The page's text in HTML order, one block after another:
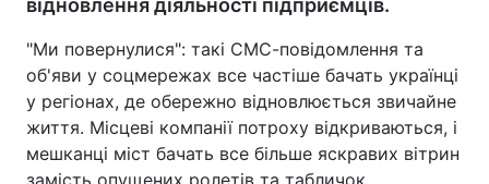
відновлення діяльності підприємців.
"Ми повернулися": такі СМС-повідомлення та
об'яви у соцмережах все частіше бачать українці
у регіонах, де обережно відновлюється звичайне
життя. Місцеві компанії потроху відкриваються, і
мешканці міст бачать все більше яскравих вітрин
замість опущених ролетів та табличок